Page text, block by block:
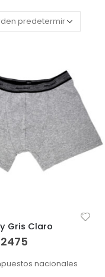
Gris Claro
nacionales